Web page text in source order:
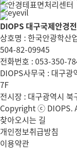
DIOPS 대구국제안경전
상호명 : 한국안광학산
504-82-09945
전화번호 : 053-350-
DIOPS사무국 : 대구광
7F
전시장 : 대구광역시
Copyright ⓒ DIOPS.
찾아오시는 길
개인정보취급방침
이용약관